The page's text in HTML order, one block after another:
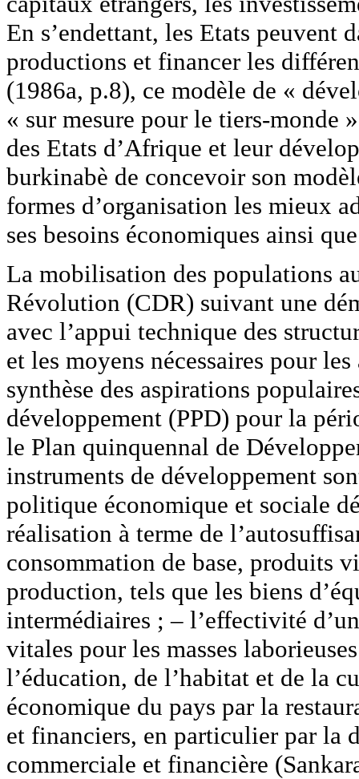
En s’endettant, les Etats peuvent
productions et financer les
(1986a, p.8), ce modèle de «
« sur mesure pour le tiers-monde
des Etats d’Afrique et leur
burkinabè de concevoir son
formes d’organisation les mieux
ses besoins économiques ainsi
La mobilisation des populations
Révolution (CDR) suivant une
avec l’appui technique des
et les moyens nécessaires pour
synthèse des aspirations
développement (PPD) pour la
le Plan quinquennal de
instruments de développement
politique économique et sociale
réalisation à terme de
consommation de base, produits
production, tels que les biens
intermédiaires ; – l’effectivité
vitales pour les masses
l’éducation, de l’habitat et de la
économique du pays par la
et financiers, en particulier par la
commerciale et financière